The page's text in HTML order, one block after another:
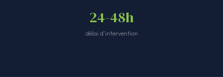
24-48h
délai d'intervention